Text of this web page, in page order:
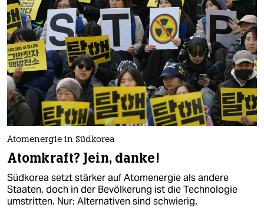
gesellschaft
kultur
sport
berlin
nord
wahrheit
verlag
verlag
Atomenergie in Südkorea
Atomkraft? Jein, danke!
Südkorea setzt stärker auf Atomenergie als andere
Staaten, doch in der Bevölkerung ist die Technologie
umstritten. Nur: Alternativen sind schwierig.